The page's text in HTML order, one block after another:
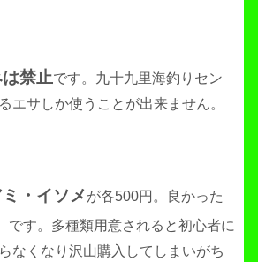
禁止です。九十九里海釣りセン
エサしか使うことが出来ません。
・イソメ が各500円。良かった
です。多種類用意されると初心者に
なくなり沢山購入してしまいがち